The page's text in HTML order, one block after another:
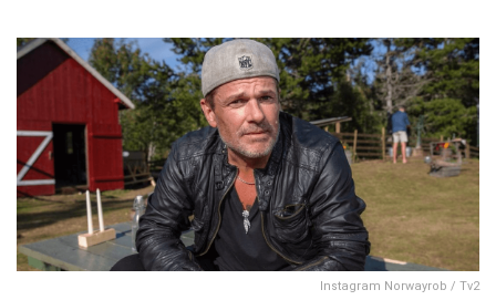
Instagram Norwayrob / Tv2